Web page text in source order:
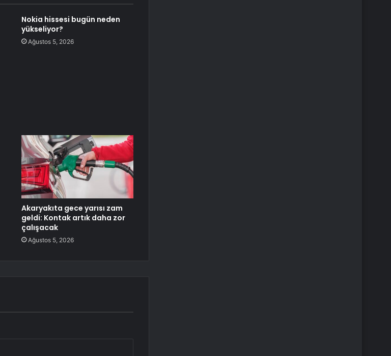
Nokia hissesi bugün neden
yükseliyor?
Ağustos 5, 2026
Akaryakıta gece yarısı zam
geldi: Kontak artık daha zor
çalışacak
Ağustos 5, 2026